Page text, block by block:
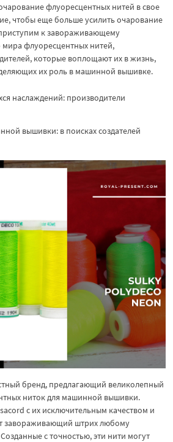
флуоресцентных нитей в свое
чтобы еще больше усилить очарование
к завораживающему
флуоресцентных нитей,
которые воплощают их в жизнь,
их роль в машинной вышивке.
наслаждений: производители
вышивки: в поисках создателей
бренд, предлагающий великолепный
ниток для машинной вышивки.
с их исключительным качеством и
завораживающий штрих любому
с точностью, эти нити могут